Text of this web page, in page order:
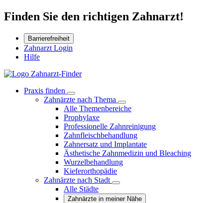
Finden Sie den richtigen Zahnarzt!
Barrierefreiheit
Zahnarzt Login
Hilfe
Praxis finden
Zahnärzte nach Thema
Alle Themenbereiche
Prophylaxe
Professionelle Zahnreinigung
Zahnfleischbehandlung
Zahnersatz und Implantate
Ästhetische Zahnmedizin und Bleaching
Wurzelbehandlung
Kieferorthopädie
Zahnärzte nach Stadt
Alle Städte
Zahnärzte in meiner Nähe